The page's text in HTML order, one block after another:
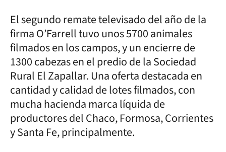
El segundo remate televisado del año de la
firma O’Farrell tuvo unos 5700 animales
filmados en los campos, y un encierre de
1300 cabezas en el predio de la Sociedad
Rural El Zapallar. Una oferta destacada en
cantidad y calidad de lotes filmados, con
mucha hacienda marca líquida de
productores del Chaco, Formosa, Corrientes
y Santa Fe, principalmente.